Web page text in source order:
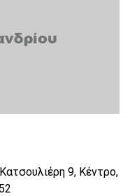
9, Κέντρο,